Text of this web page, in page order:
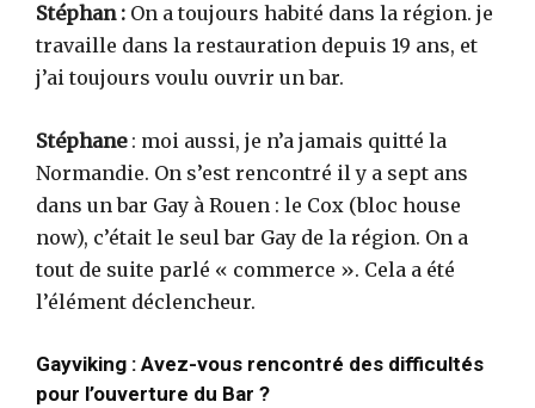
Stéphan : On a toujours habité dans la région. je
travaille dans la restauration depuis 19 ans, et
j’ai toujours voulu ouvrir un bar.
Stéphane: moi aussi, je n’a jamais quitté la
Normandie. On s’est rencontré il y a sept ans
dans un bar Gay à Rouen : le Cox (bloc house
now), c’était le seul bar Gay de la région. On a
tout de suite parlé « commerce ». Cela a été
l’élément déclencheur.
Gayviking : Avez-vous rencontré des difficultés
pour l’ouverture du Bar ?